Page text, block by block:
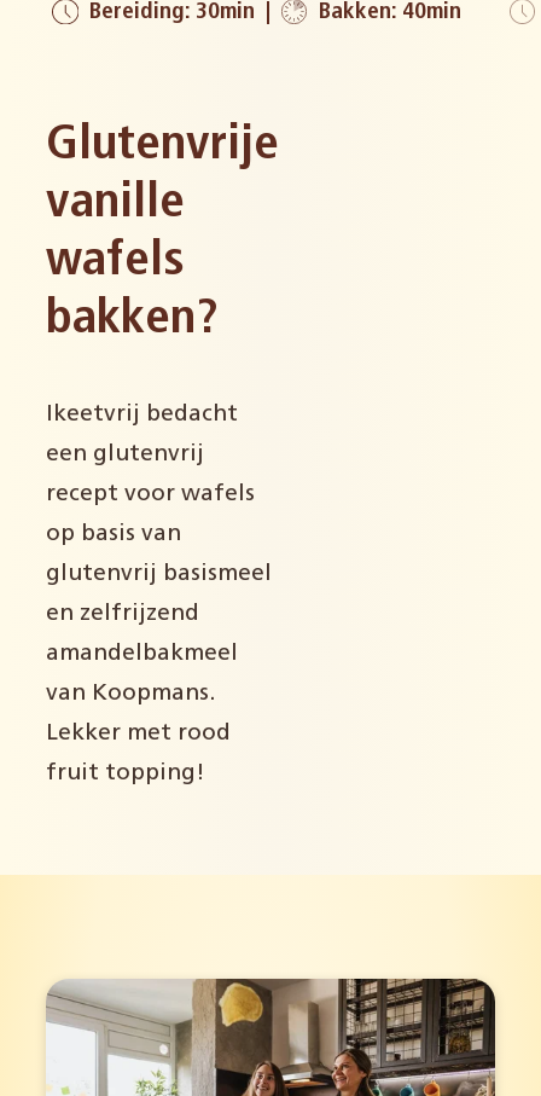
Bereiding: 30min Bakken: 40min
Glutenvrije
vanille
wafels
bakken?
Ikeetvrij bedacht
een glutenvrij
recept voor wafels
op basis van
glutenvrij basismeel
en zelfrijzend
amandelbakmeel
van Koopmans.
Lekker met rood
fruit topping!